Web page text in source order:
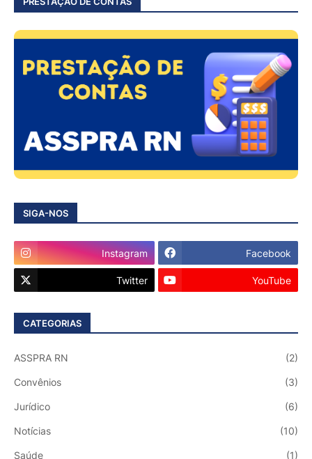
SIGA-NOS
Instagram Facebook
Twitter YouTube
CATEGORIAS
ASSPRA RN (2)
Convênios (3)
Jurídico (6)
Notícias (10)
Saúde (1)